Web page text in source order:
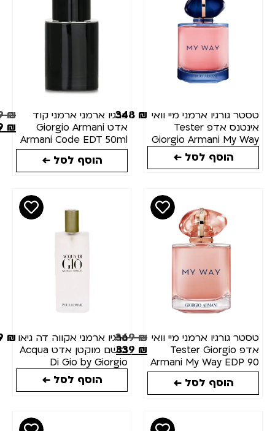
גורגיו ארמני מיי וואי
אינטנס אדפ Tester
Giorgio Armani My
Intense EDP
348₪
הוסף לסל ←
גורגיו ארמני ארמני קוד
אדט Giorgio Armani
Armani Code EDT 50ml
249
199
הוסף לסל ←
גורגיו ארמני מיי וואי
אדפ Tester Giorgio
Armani My Way EDP
369₪
339
הוסף לסל ←
גורגיו ארמני אקווה דה גיאו
בושם מוקטן אדט Acqua
Di Gio by Giorgio
Armani EDT 15ML
69₪
הוסף לסל ←